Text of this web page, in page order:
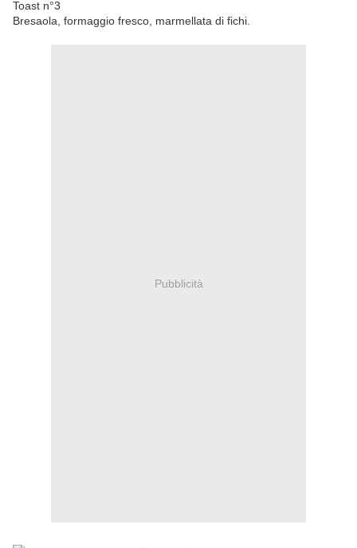
Toast n°3
Bresaola, formaggio fresco, marmellata di fichi.
Pubblicità